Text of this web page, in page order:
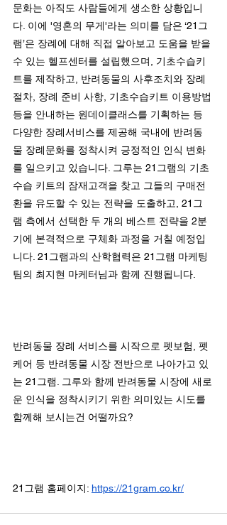
문화는 아직도 사람들에게 생소한 상황입니
다. 이에 '영혼의 무게'라는 의미를 담은 ‘21그
램’은 장례에 대해 직접 알아보고 도움을 받을
수 있는 헬프센터를 설립했으며, 기초수습키
트를 제작하고, 반려동물의 사후조치와 장례
절차, 장례 준비 사항, 기초수습키트 이용방법
등을 안내하는 원데이클래스를 기획하는 등
다양한 장례서비스를 제공해 국내에 반려동
물 장례문화를 정착시켜 긍정적인 인식 변화
를 일으키고 있습니다. 그루는 21그램의 기초
수습 키트의 잠재고객을 찾고 그들의 구매전
환을 유도할 수 있는 전략을 도출하고, 21그
램 측에서 선택한 두 개의 베스트 전략을 2분
기에 본격적으로 구체화 과정을 거칠 예정입
니다. 21그램과의 산학협력은 21그램 마케팅
팀의 최지현 마케터님과 함께 진행됩니다.
반려동물 장례 서비스를 시작으로 펫보험, 펫
케어 등 반려동물 시장 전반으로 나아가고 있
는 21그램. 그루와 함께 반려동물 시장에 새로
운 인식을 정착시키기 위한 의미있는 시도를
함께해 보시는건 어떨까요?
21그램 홈페이지: https://21gram.co.kr/